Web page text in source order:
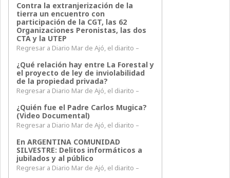
Contra la extranjerización de la
tierra un encuentro con
participación de la CGT, las 62
Organizaciones Peronistas, las dos
CTA y la UTEP
Regresar a Diario Mar de Ajó, el diarito –
¿Qué relación hay entre La Forestal y
el proyecto de ley de inviolabilidad
de la propiedad privada?
Regresar a Diario Mar de Ajó, el diarito –
¿Quién fue el Padre Carlos Mugica?
(Video Documental)
Regresar a Diario Mar de Ajó, el diarito –
En ARGENTINA COMUNIDAD
SILVESTRE: Delitos informáticos a
jubilados y al público
Regresar a Diario Mar de Ajó, el diarito –